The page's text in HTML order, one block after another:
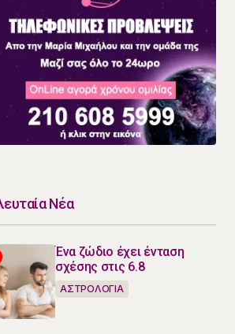
Νέα
Ένα ζώδιο έχει ένταση
σχέσης στις 6.8
ΑΣΤΡΟΛΟΓΙΑ